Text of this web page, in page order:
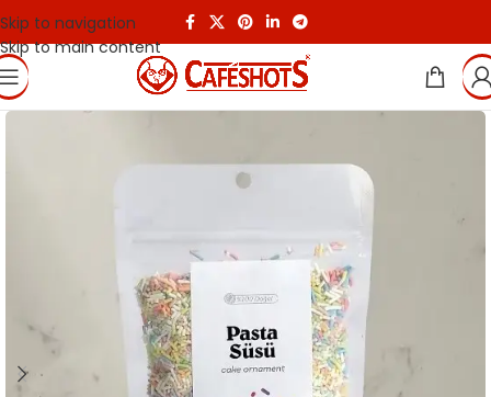
Skip to navigation
Skip to main content